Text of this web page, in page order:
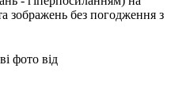
зображень без погодження з
фото від